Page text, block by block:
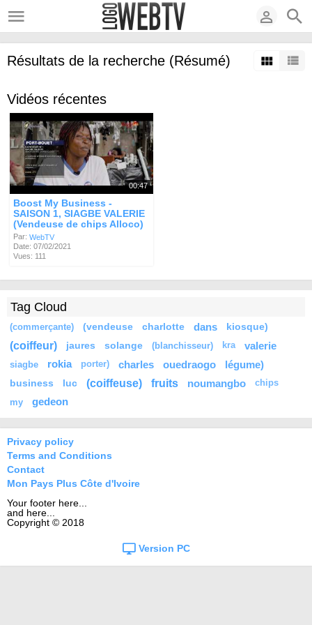
Résultats de la recherche (Résumé)
Vidéos récentes
00:47
Boost My Business -
SAISON 1, SIAGBE VALERIE
(Vendeuse de chips Alloco)
Par:WebTV
Date: 07/02/2021
Vues: 111
Tag Cloud
(commerçante) (vendeuse charlotte dans kiosque)
(coiffeur) jaures solange (blanchisseur) kra valerie
siagbe rokia porter) charles ouedraogo légume)
business luc (coiffeuse) fruits noumangbo chips
my gedeon
Privacy policy
Terms and Conditions
Contact
Mon Pays Plus Côte d'Ivoire
Your footer here...
and here...
Copyright © 2018
Version PC